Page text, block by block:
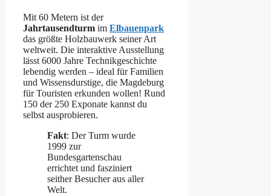
Mit 60 Metern ist der
Jahrtausendturm im Elbauenpark
das größte Holzbauwerk seiner Art
weltweit. Die interaktive Ausstellung
lässt 6000 Jahre Technikgeschichte
lebendig werden – ideal für Familien
und Wissensdurstige, die Magdeburg
für Touristen erkunden wollen! Rund
150 der 250 Exponate kannst du
selbst ausprobieren.
Fakt: Der Turm wurde
1999 zur
Bundesgartenschau
errichtet und fasziniert
seither Besucher aus aller
Welt.